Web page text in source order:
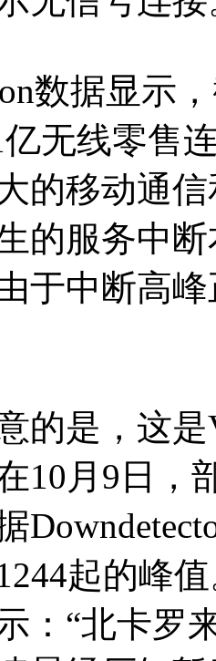
数据显示
亿无线零售
的移动通
的服务中
于中断高
的是，这
10月9日，
起的峰
：“北卡罗